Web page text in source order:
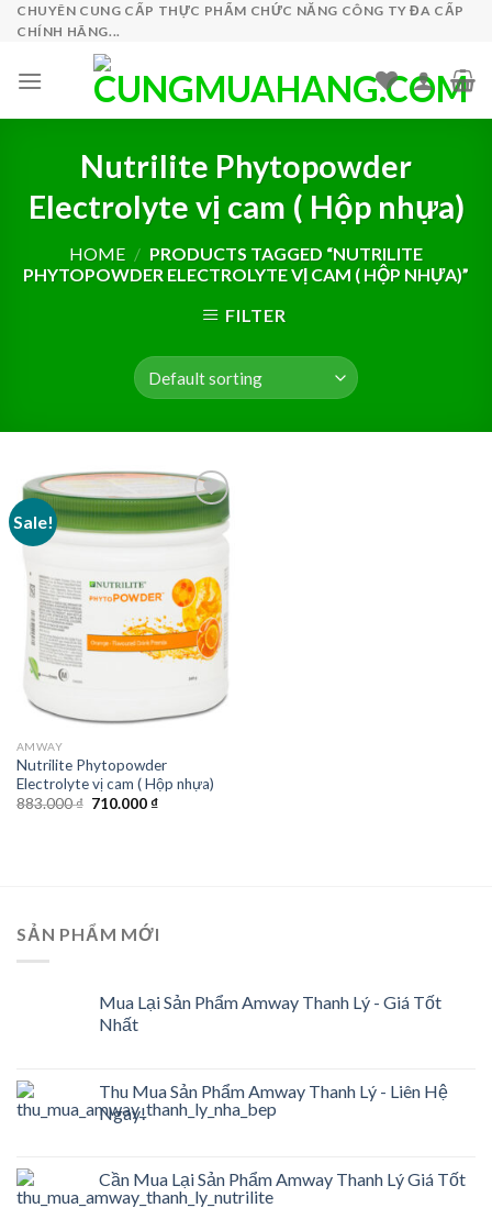
SkipCHUYÊN CUNG CẤP THỰC PHẨM CHỨC NĂNG CÔNG TY ĐA CẤP
CHÍNH HÃNG...
Nutrilite Phytopowder
Electrolyte vị cam ( Hộp nhựa)
HOME / PRODUCTS TAGGED “NUTRILITE
PHYTOPOWDER ELECTROLYTE VỊ CAM ( HỘP NHỰA)”
FILTER
Sale!
AMWAY
Nutrilite Phytopowder
Electrolyte vị cam ( Hộp nhựa)
883.000₫ Original
710.000₫Current
SẢN PHẨM MỚI
Mua Lại Sản Phẩm Amway Thanh Lý - Giá Tốt
Nhất
Thu Mua Sản Phẩm Amway Thanh Lý - Liên Hệ
Ngay!
Cần Mua Lại Sản Phẩm Amway Thanh Lý Giá Tốt